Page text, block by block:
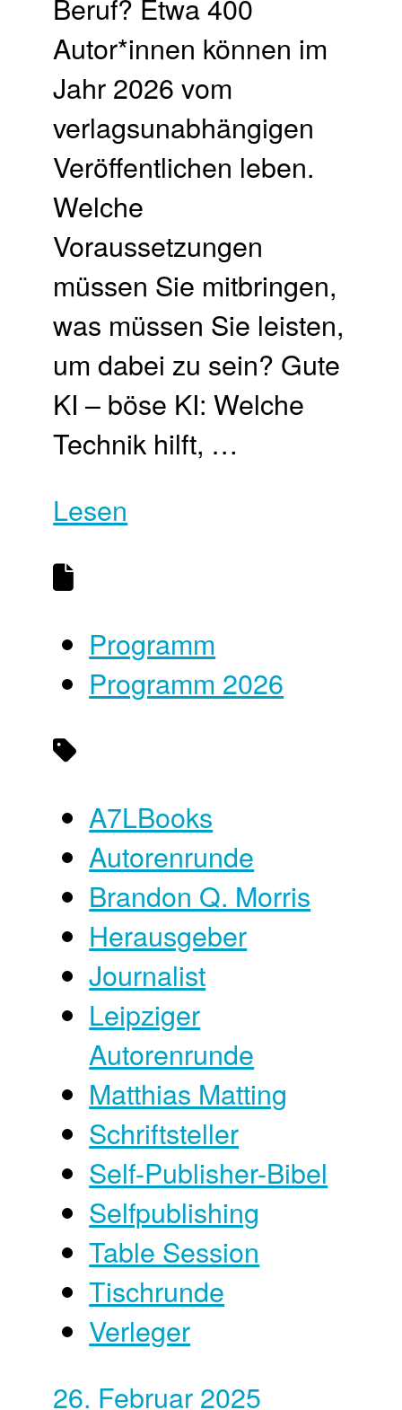
Autor*innen können im
Jahr 2026 vom
verlagsunabhängigen
Veröffentlichen leben.
Welche
Voraussetzungen
müssen Sie mitbringen,
was müssen Sie leisten,
um dabei zu sein? Gute
KI – böse KI: Welche
Technik hilft, …
Lesen
Programm
Programm 2026
A7LBooks
Autorenrunde
Brandon Q. Morris
Herausgeber
Journalist
Leipziger
Autorenrunde
Matthias Matting
Schriftsteller
Self-Publisher-Bibel
Selfpublishing
Table Session
Tischrunde
Verleger
26. Februar 2025